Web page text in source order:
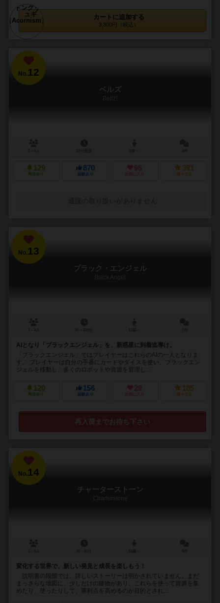
カートに追加する
3,300円（税込）
No.12
ベルズ
Bellz!
129
興味あり
870
経験あり
98
お気に入り
391
持ってる
No.13
ブラック・エンジェル
Black Angel
AIとなり「ブラックエンジェル」を、新惑星に到着迄導け。
「ブラックエンジェル」ではプレイヤーはこれらのAIの一人となりま
す。 プレイヤーは自分の手番にカードやダイスを使い、ブラックエン
ジェルを移動し、多くのロボットや資源を管理し...
120
興味あり
156
経験あり
29
お気に入り
185
持ってる
再入荷までお待ち下さい
No.14
チャーターストーン
Charterstone
変化する世界で、新しい発見と成長を楽しもう！
説明書の段階では、詳しいストーリーは明かされていません。まだ
まっさらな地図に、少しだけの建物があり、これらを使って資源を集
めたり、使ったりして、勝利点を高めるのが目的とされ...